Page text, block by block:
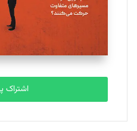
تحریریه
مصطفی مسجدی
تحریریه
بابک نقاش
تحریریه
اشتراک